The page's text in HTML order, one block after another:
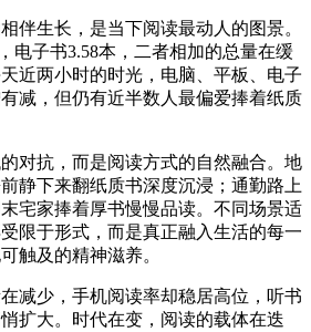
伴生长，是当下阅读最动人的图景。
电子书3.58本，二者相加的总量在缓
近两小时的时光，电脑、平板、电子
减，但仍有近半数人最偏爱捧着纸质
对抗，而是阅读方式的自然融合。地
静下来翻纸质书深度沉浸；通勤路上
宅家捧着厚书慢慢品读。不同场景适
限于形式，而是真正融入生活的每一
触及的精神滋养。
减少，手机阅读率却稳居高位，听书
扩大。时代在变，阅读的载体在迭